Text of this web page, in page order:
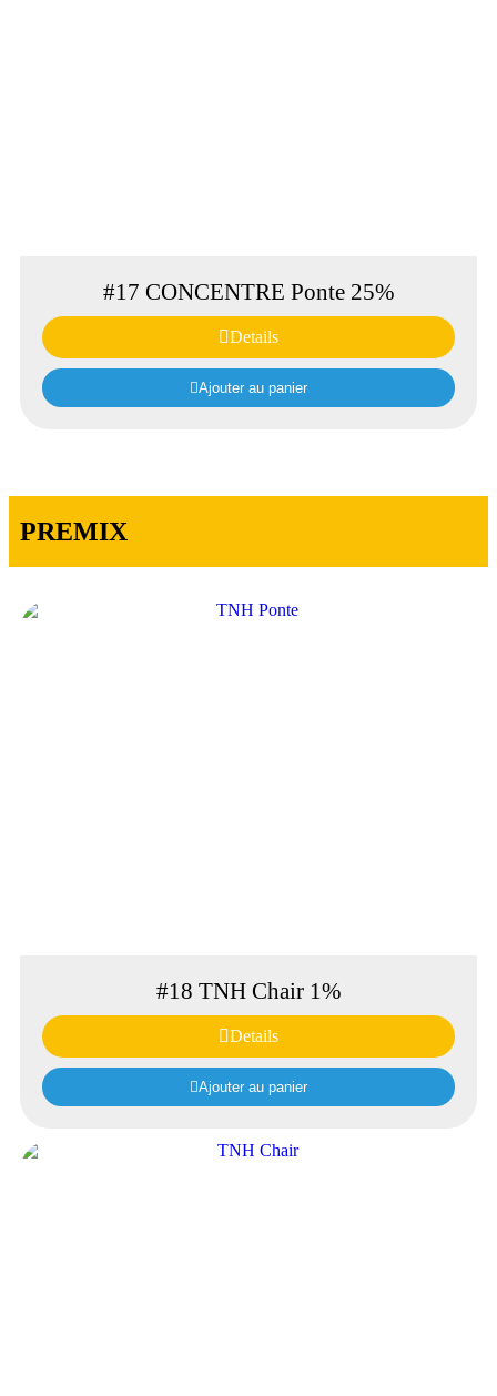
#17 CONCENTRE Ponte 25%
Details
Ajouter au panier
PREMIX
#18 TNH Chair 1%
Details
Ajouter au panier